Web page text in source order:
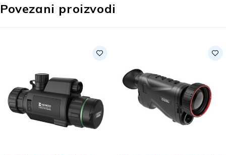
Povezani proizvodi